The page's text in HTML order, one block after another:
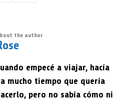
the author
empecé a viajar, hacía
mucho tiempo que quería
pero no sabía cómo ni